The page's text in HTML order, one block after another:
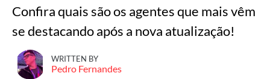
Confira quais são os agentes que mais vêm
se destacando após a nova atualização!
WRITTEN BY
Pedro Fernandes